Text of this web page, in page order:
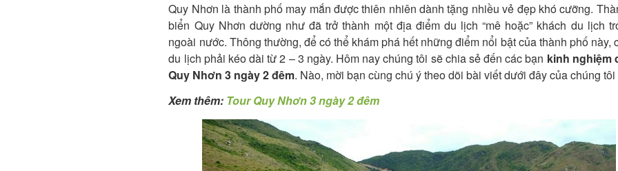
Quy Nhơn là thành phố may mắn được thiên nhiên dành tặng nhiều vẻ đẹp khó cưỡng.
biển Quy Nhơn dường như đã trở thành một địa điểm du lịch “mê hoặc” khách du lịch
ngoài nước. Thông thường, để có thể khám phá hết những điểm nổi bật của thành phố này,
du lịch phải kéo dài từ 2 – 3 ngày. Hôm nay chúng tôi sẽ chia sẻ đến các bạn kinh nghiệm
Quy Nhơn 3 ngày 2 đêm. Nào, mời bạn cùng chú ý theo dõi bài viết dưới đây của chúng tôi
Xem thêm: Tour Quy Nhơn 3 ngày 2 đêm